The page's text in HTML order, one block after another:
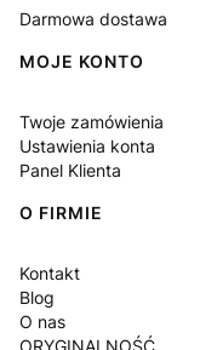
Darmowa dostawa
MOJE KONTO
Twoje zamówienia
Ustawienia konta
Panel Klienta
O FIRMIE
Kontakt
Blog
O nas
ORYGINALNOŚĆ